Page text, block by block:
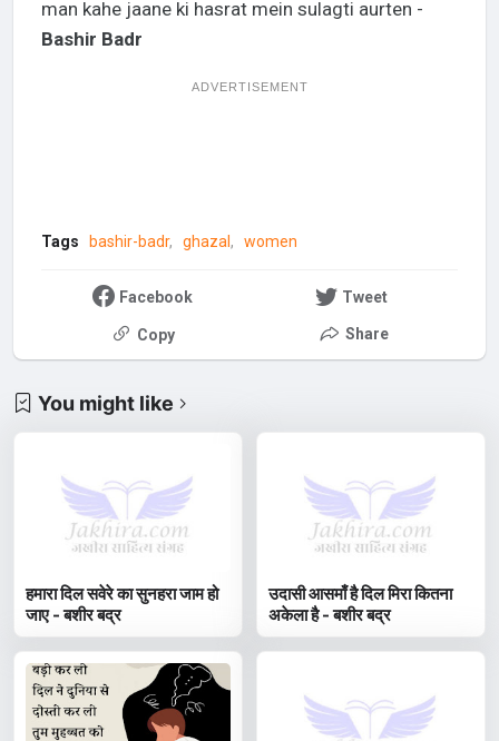
man kahe jaane ki hasrat mein sulagti aurten -
Bashir Badr
ADVERTISEMENT
Tags bashir-badr ghazal women
Facebook Tweet
Copy Share
You might like
हमारा दिल सवेरे का सुनहरा जाम हो
जाए - बशीर बद्र
उदासी आसमाँ है दिल मिरा कितना
अकेला है - बशीर बद्र